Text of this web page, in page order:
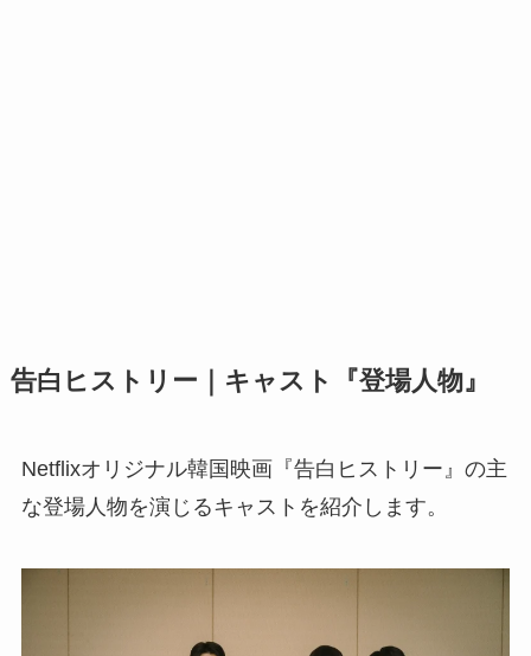
告白ヒストリー｜キャスト『登場人物』
Netflixオリジナル韓国映画『告白ヒストリー』の主
な登場人物を演じるキャストを紹介します。